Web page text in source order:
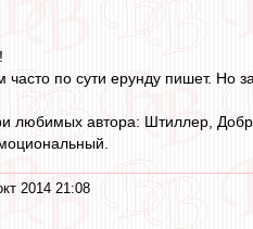
по сути ерунду пишет. Но
любимых автора: Штиллер,
2014 21:08